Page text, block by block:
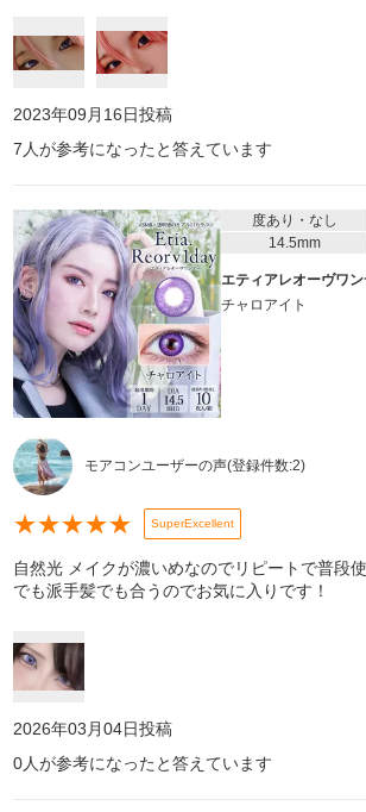
2023年09月16日投稿
7 人が参考になったと答えています
度あり・なし
14.5mm
エティアレオーヴワ
チャロアイト
モアコンユーザーの声(登録件数:2)
★★★★★ SuperExcellent
自然光 メイクが濃いめなのでリピートで普段
でも派手髪でも合うのでお気に入りです！
2026年03月04日投稿
0人が参考になったと答えています